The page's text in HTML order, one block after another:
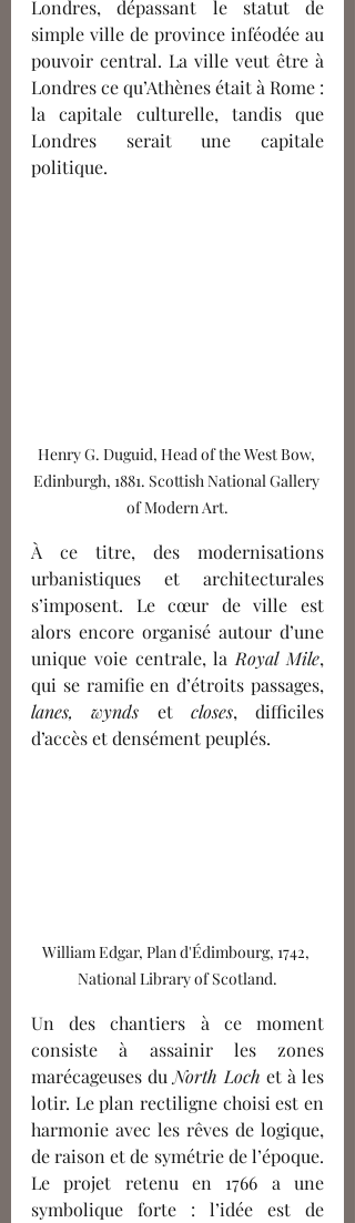
Londres, dépassant le statut de
simple ville de province inféodée au
pouvoir central. La ville veut être à
Londres ce qu’Athènes était à Rome :
la capitale culturelle, tandis que
Londres serait une capitale
politique.
Henry G. Duguid, Head of the West Bow,
Edinburgh, 1881. Scottish National Gallery
of Modern Art.
À ce titre, des modernisations
urbanistiques et architecturales
s’imposent. Le cœur de ville est
alors encore organisé autour d’une
unique voie centrale, la Royal Mile,
lanes, wynds et closes, difficiles
d’accès et densément peuplés.
William Edgar, Plan d'Édimbourg, 1742,
National Library of Scotland.
Un des chantiers à ce moment
consiste à assainir les zones
marécageuses du North Loch et à les
lotir. Le plan rectiligne choisi est en
harmonie avec les rêves de logique,
de raison et de symétrie de l’époque.
Le projet retenu en 1766 a une
symbolique forte : l’idée est de